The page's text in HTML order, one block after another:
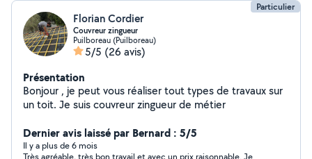
Particulier
Florian Cordier
Couvreur zingueur
Puilboreau (Puilboreau)
5/5 (26 avis)
Présentation
Bonjour , je peut vous réaliser tout types de travaux sur
un toit. Je suis couvreur zingueur de métier
Dernier avis laissé par Bernard : 5/5
Il y a plus de 6 mois
Très agréable, très bon travail et avec un prix raisonnable. Je